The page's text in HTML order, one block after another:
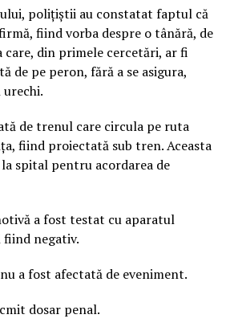
polițiștii au constatat faptul că
fiind vorba despre o tânără, de
care, din primele cercetări, ar fi
de pe peron, fără a se asigura,
urechi.
de trenul care circula pe ruta
fiind proiectată sub tren. Aceasta
spital pentru acordarea de
a fost testat cu aparatul
negativ.
a fost afectată de eveniment.
dosar penal.